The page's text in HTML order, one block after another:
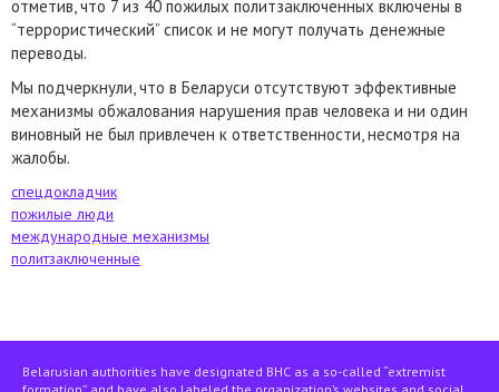
отметив, что 7 из 40 пожилых политзаключенных включены в
“террористический” список и не могут получать денежные
переводы.
Мы подчеркнули, что в Беларуси отсутствуют эффективные
механизмы обжалования нарушения прав человека и ни один
виновный не был привлечен к ответственности, несмотря на
жалобы.
спецдокладчик
пожилые люди
международные механизмы
политзаключенные
Belarusian authorities have designated BHC as a so-called “extremist